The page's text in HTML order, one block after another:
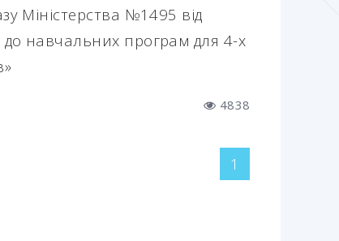
Міністерства №1495 від
навчальних програм для 4-х
4838
1